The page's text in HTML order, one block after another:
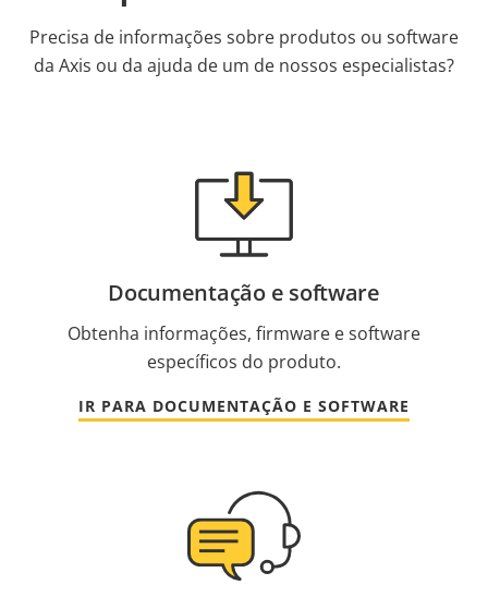
Precisa de informações sobre produtos ou software
da Axis ou da ajuda de um de nossos especialistas?
Documentação e software
Obtenha informações, firmware e software
específicos do produto.
IR PARA DOCUMENTAÇÃO E SOFTWARE